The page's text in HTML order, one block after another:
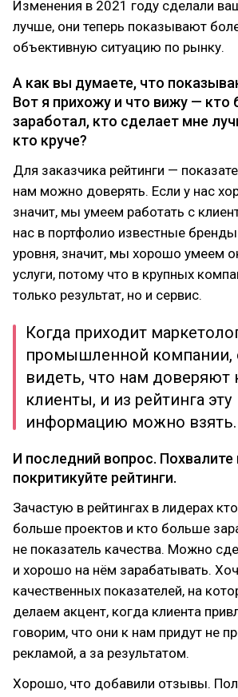
Изменения в 2021 году сделали
лучше, они теперь показывают
объективную ситуацию по рынку.
А как вы думаете, что
Вот я прихожу и что вижу — кто
заработал, кто сделает мне
кто круче?
Для заказчика рейтинги —
нам можно доверять. Если у нас
значит, мы умеем работать с
нас в портфолио известные
уровня, значит, мы хорошо умеем
услуги, потому что в крупных
только результат, но и сервис.
Когда приходит
промышленной компании,
видеть, что нам доверяют
клиенты, и из рейтинга эту
информацию можно взять.
И последний вопрос. Похвалите
покритикуйте рейтинги.
Зачастую в рейтингах в лидерах
больше проектов и кто больше
не показатель качества. Можно
и хорошо на нём зарабатывать.
качественных показателей, на
делаем акцент, когда клиента
говорим, что они к нам придут не
рекламой, а за результатом.
Хорошо, что добавили отзывы.